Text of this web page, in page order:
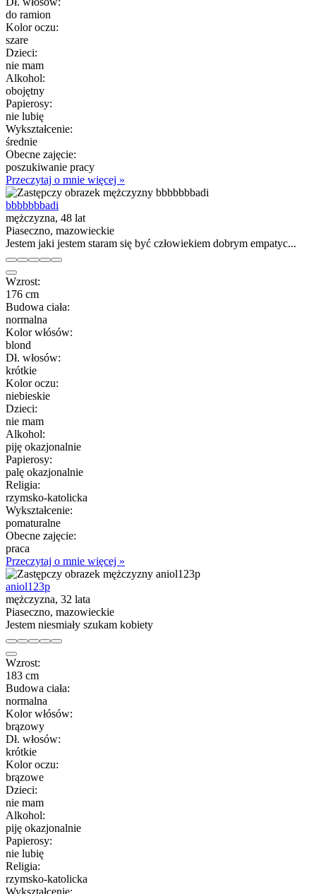
do ramion
Kolor oczu:
szare
Dzieci:
nie mam
Alkohol:
obojętny
Papierosy:
nie lubię
Wykształcenie:
średnie
Obecne zajęcie:
poszukiwanie pracy
Przeczytaj o mnie więcej »
bbbbbbbadi
mężczyzna, 48 lat
Piaseczno, mazowieckie
Jestem jaki jestem staram się być człowiekiem dobrym empatyc...
Wzrost:
176 cm
Budowa ciała:
normalna
Kolor włósów:
blond
Dł. włosów:
krótkie
Kolor oczu:
niebieskie
Dzieci:
nie mam
Alkohol:
piję okazjonalnie
Papierosy:
palę okazjonalnie
Religia:
rzymsko-katolicka
Wykształcenie:
pomaturalne
Obecne zajęcie:
praca
Przeczytaj o mnie więcej »
aniol123p
mężczyzna, 32 lata
Piaseczno, mazowieckie
Jestem niesmiały szukam kobiety
Wzrost:
183 cm
Budowa ciała:
normalna
Kolor włósów:
brązowy
Dł. włosów:
krótkie
Kolor oczu:
brązowe
Dzieci:
nie mam
Alkohol:
piję okazjonalnie
Papierosy:
nie lubię
Religia:
rzymsko-katolicka
Wykształcenie: